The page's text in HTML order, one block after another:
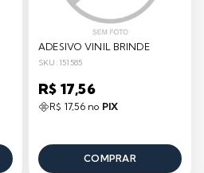
ADESIVO VINIL BRINDE
SKU: 151585
R$ 17,56
R$ 17,56 no PIX
COMPRAR